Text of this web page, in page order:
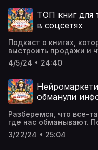
https://
https://dzen.ru/ТОП книг для
в соцсетях
Подкаст о книгах,
выстроить продажи и
о том, как читать
филологи. Ведущая -
https://vk.com/
https://
@v.kobilinskayaДзен:
4/5/24 • 24:40
обманули
Разберемся, что все-
где нас обманывают.
лимбического мозга с
несостоятельна.
3/22/24 • 25:04